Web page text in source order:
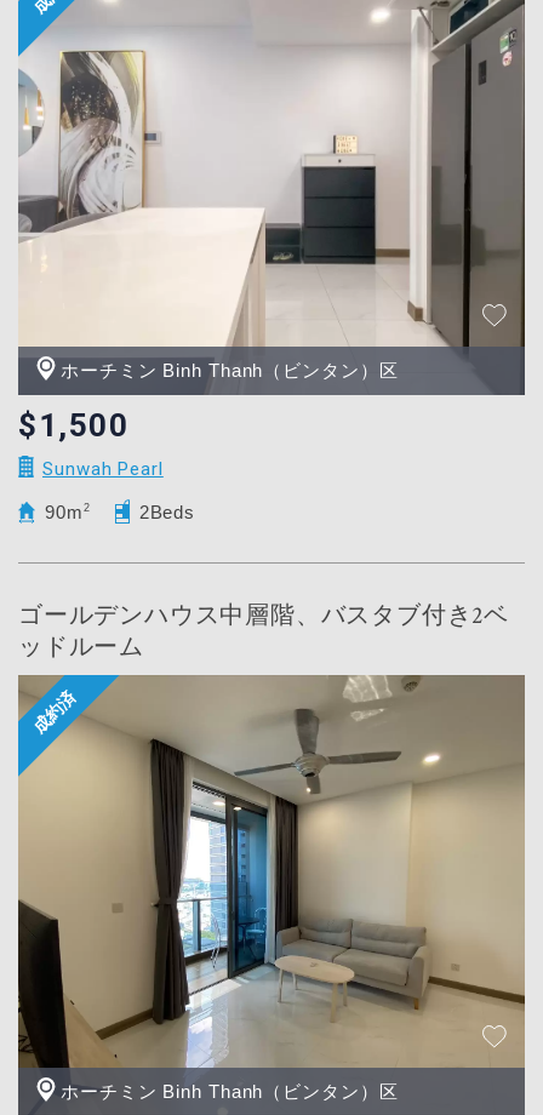
ホーチミン Binh Thanh（ビンタン）区
$1,500
Sunwah Pearl
90m 2 2Beds
ゴールデンハウス中層階、バスタブ付き2ベ
ッドルーム
ホーチミン Binh Thanh（ビンタン）区